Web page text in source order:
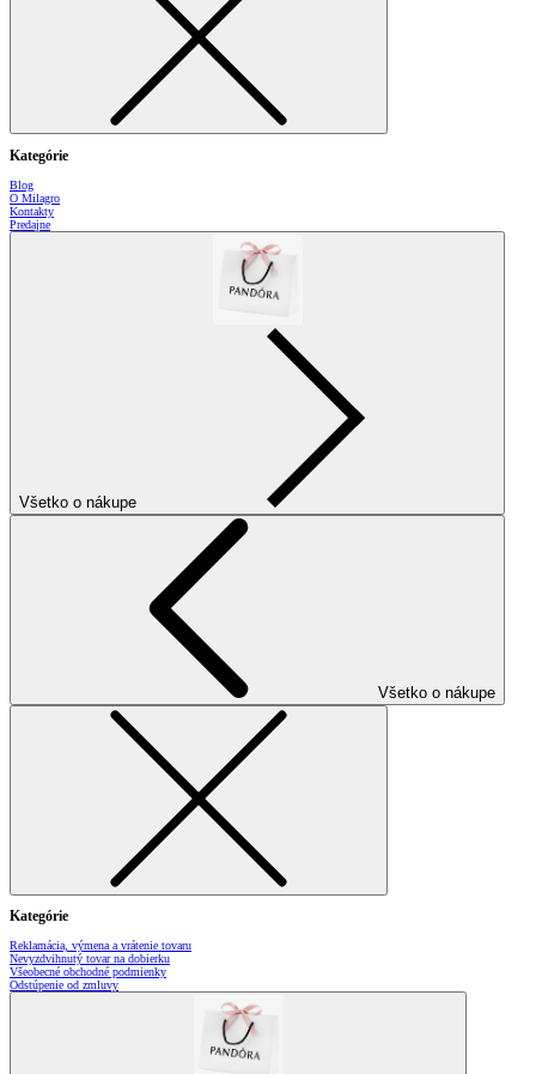
Kategórie
Blog
O Milagro
Kontakty
Predajne
Všetko o nákupe
Všetko o nákupe
Kategórie
Reklamácia, výmena a vrátenie tovaru
Nevyzdvihnutý tovar na dobierku
Všeobecné obchodné podmienky
Odstúpenie od zmluvy